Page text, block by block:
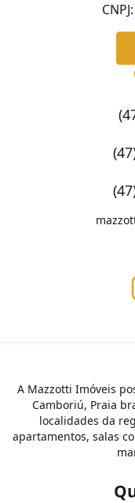
A Mazzotti Imóveis
Camboriú, Praia
localidades da
apartamentos, salas